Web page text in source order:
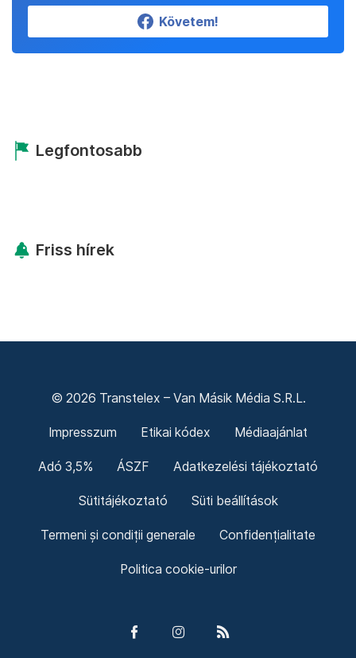
Követem!
Legfontosabb
Friss hírek
© 2026 Transtelex – Van Másik Média S.R.L.
Impresszum Etikai kódex Médiaajánlat
Adó 3,5% ÁSZF Adatkezelési tájékoztató
Sütitájékoztató Süti beállítások
Termeni și condiții generale Confidențialitate
Politica cookie-urilor